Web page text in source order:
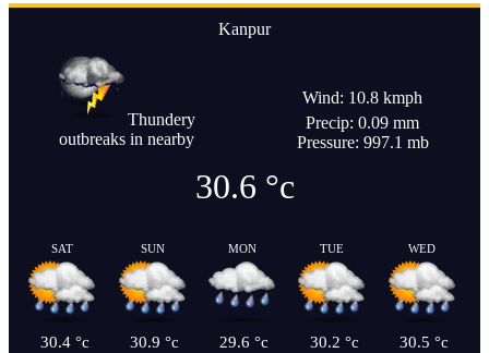
Kanpur
Thundery
outbreaks in nearby
Wind: 10.8 kmph
Precip: 0.09 mm
Pressure: 997.1 mb
30.6 °c
SAT
30.4°c
SUN
30.9 °c
MON
29.6 °c
TUE
30.2 °c
WED
30.5 °c